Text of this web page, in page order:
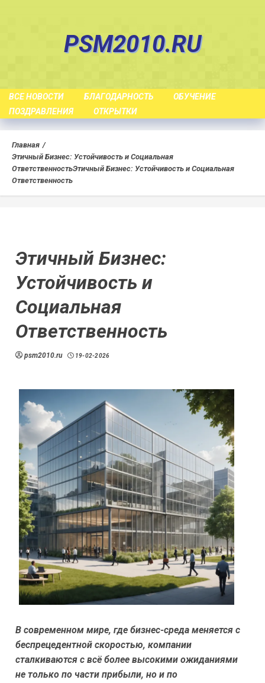
PSM2010.RU
ВСЕ НОВОСТИ БЛАГОДАРНОСТЬ
ОБУЧЕНИЕ
ПОЗДРАВЛЕНИЯ
ОТКРЫТКИ
Главная
Этичный Бизнес: Устойчивость и Социальная
ОтветственностьЭтичный Бизнес: Устойчивость и Социальная
Ответственность
Этичный Бизнес:
Устойчивость и
Социальная
Ответственность
psm2010.ru 19-02-2026
В современном мире, где бизнес-среда меняется с
беспрецедентной скоростью, компании
сталкиваются с всё более высокими ожиданиями
не только по части прибыли, но и по